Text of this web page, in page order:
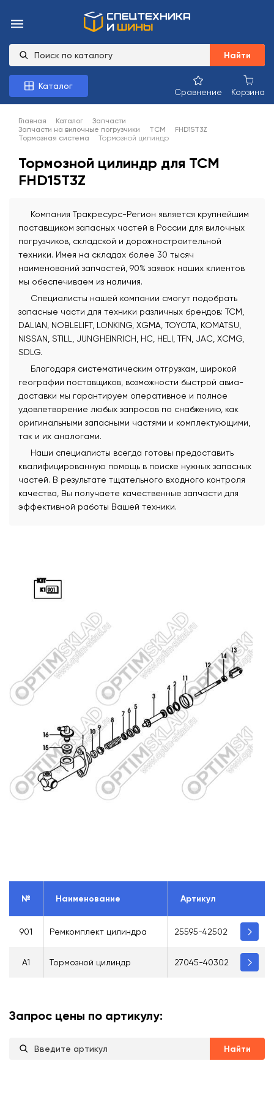
Найти
Каталог
Сравнение Корзина
Главная Каталог
Запчасти
Запчасти на вилочные погрузчики
TCM
FHD15T3Z
Тормозная система
Тормозной цилиндр
Тормозной цилиндр для TCM
FHD15T3Z
Компания Тракресурс-Регион является крупнейшим
поставщиком запасных частей в России для вилочных
погрузчиков, складской и дорожностроительной
техники. Имея на складах более 30 тысяч
наименований запчастей, 90% заявок наших клиентов
мы обеспечиваем из наличия.
Специалисты нашей компании смогут подобрать
запасные части для техники различных брендов: TCM,
DALIAN, NOBLELIFT, LONKING, XGMA, TOYOTA, KOMATSU,
NISSAN, STILL, JUNGHEINRICH, HC, HELI, TFN, JAC, XCMG,
SDLG.
Благодаря систематическим отгрузкам, широкой
географии поставщиков, возможности быстрой авиа-
доставки мы гарантируем оперативное и полное
удовлетворение любых запросов по снабжению, как
оригинальными запасными частями и комплектующими,
так и их аналогами.
Наши специалисты всегда готовы предоставить
квалифицированную помощь в поиске нужных запасных
частей. В результате тщательного входного контроля
качества, Вы получаете качественные запчасти для
эффективной работы Вашей техники.
№ Наименование Артикул
901 Ремкомплект цилиндра 25595-42502
A1 Тормозной цилиндр 27045-40302
Запрос цены по артикулу:
Найти